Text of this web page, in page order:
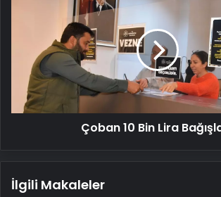
Bağışladı
Çoban 10 Bin Lira
İlgili Makaleler